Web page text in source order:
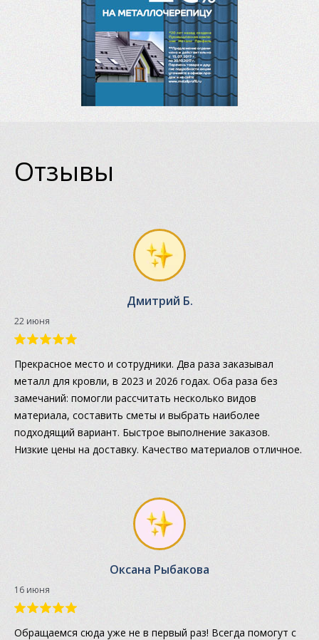
Отзывы
Дмитрий Б.
22 июня
Прекрасное место и сотрудники. Два раза заказывал
металл для кровли, в 2023 и 2026 годах. Оба раза без
замечаний: помогли рассчитать несколько видов
материала, составить сметы и выбрать наиболее
подходящий вариант. Быстрое выполнение заказов.
Низкие цены на доставку. Качество материалов отличное.
Оксана Рыбакова
16 июня
Обращаемся сюда уже не в первый раз! Всегда помогут с